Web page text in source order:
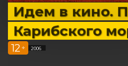
Идем в кино.
Карибского
12 + 2006